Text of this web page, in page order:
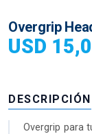
Overgrip
USD
DESCRIPCIÓN
Overgrip para